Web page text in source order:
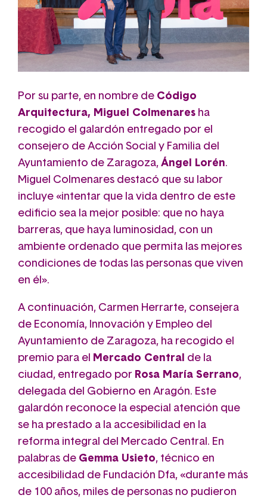
Por su parte, en nombre de Código
Arquitectura, Miguel Colmenares ha
recogido el galardón entregado por el
consejero de Acción Social y Familia del
Ayuntamiento de Zaragoza, Ángel Lorén.
Miguel Colmenares destacó que su labor
incluye «intentar que la vida dentro de este
edificio sea la mejor posible: que no haya
barreras, que haya luminosidad, con un
ambiente ordenado que permita las mejores
condiciones de todas las personas que viven
en él».
A continuación, Carmen Herrarte, consejera
de Economía, Innovación y Empleo del
Ayuntamiento de Zaragoza, ha recogido el
premio para el
Mercado Central de la
ciudad, entregado por Rosa María Serrano,
delegada del Gobierno en Aragón. Este
galardón reconoce la especial atención que
se ha prestado a la accesibilidad en la
reforma integral del Mercado Central. En
palabras de Gemma Usieto, técnico en
accesibilidad de Fundación Dfa, «durante más
de 100 años, miles de personas no pudieron